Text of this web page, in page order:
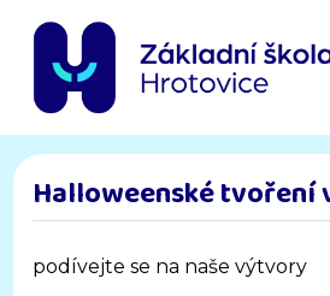
Halloweenské tvoření
podívejte se na naše výtvory